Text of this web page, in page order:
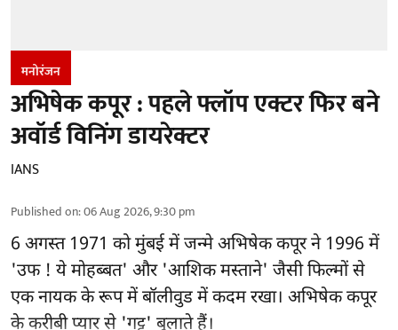
मनोरंजन
अभिषेक कपूर : पहले फ्लॉप एक्टर फिर बने
अवॉर्ड विनिंग डायरेक्टर
IANS
Published on:06 Aug 2026, 9:30 pm
6 अगस्त 1971 को मुंबई में जन्मे अभिषेक कपूर ने 1996 में
'उफ ! ये मोहब्बत' और 'आशिक मस्ताने' जैसी फिल्मों से
एक नायक के रूप मेंबॉलीवुडमें कदम रखा। अभिषेक कपूर
के करीबी प्यार से 'गट्टू' बुलाते हैं।